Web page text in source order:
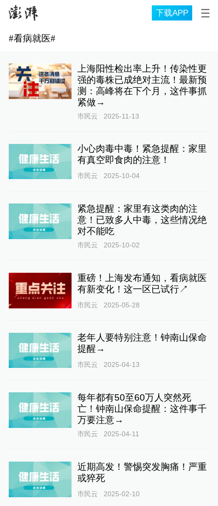
下载APP
#看病就医#
上海阳性检出率上升！传染性更
强的毒株已成绝对主流！最新预
测：高峰将在下个月，这件事抓
紧做→
市民云 2025-11-13
小心肉毒中毒！紧急提醒：家里
有真空即食肉的注意！
市民云 2025-10-04
紧急提醒：家里有这类肉的注
意！已致多人中毒，这些情况绝
对不能吃
市民云 2025-10-02
重磅！上海发布通知，看病就医
有新变化！这一区已试行↗
市民云 2025-05-28
老年人要特别注意！钟南山保命
提醒→
市民云 2025-04-13
每年都有50至60万人突然死
亡！钟南山保命提醒：这件事千
万要注意→
市民云 2025-04-11
近期高发！警惕突发胸痛！严重
或猝死
市民云 2025-02-10